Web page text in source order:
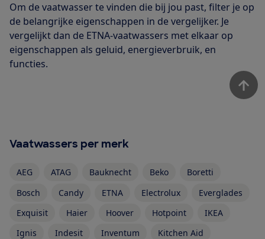
Om de vaatwasser te vinden die bij jou past, filter je op
de belangrijke eigenschappen in de vergelijker. Je
vergelijkt dan de ETNA-vaatwassers met elkaar op
eigenschappen als geluid, energieverbruik, en
functies.
Vaatwassers per merk
AEG ATAG Bauknecht Beko
Boretti
Bosch
Candy ETNA Electrolux
Everglades
Exquisit
Haier Hoover Hotpoint
IKEA
Ignis
Indesit Inventum
Kitchen Aid